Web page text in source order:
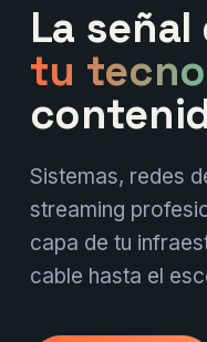
La
tu
Sistemas, redes
streaming
capa de tu
cable hasta el